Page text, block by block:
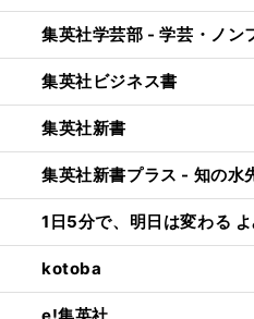
集英社学芸部 - 学芸・ノン
集英社ビジネス書
集英社新書
集英社新書プラス - 知の水
1日5分で、明日は変わる
kotoba